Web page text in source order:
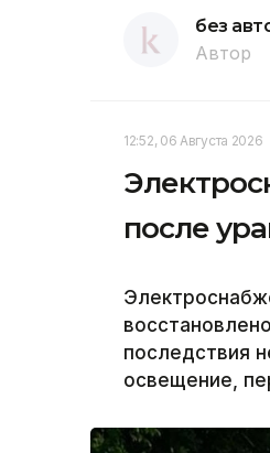
без
Автор
12:52, 06 Августа 2026
после
последствия
освещение,